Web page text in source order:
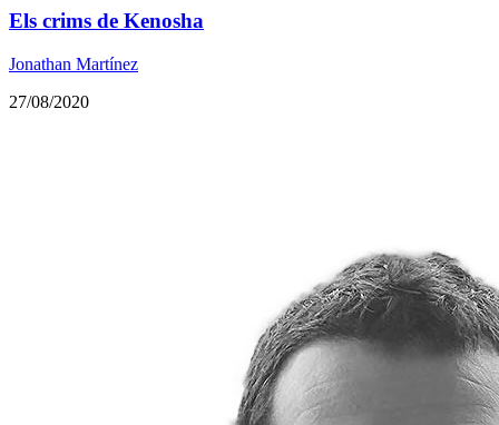
Els crims de Kenosha
Jonathan Martínez
27/08/2020